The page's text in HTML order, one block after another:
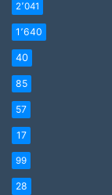
2٬041
1٬640
40
85
57
17
99
28